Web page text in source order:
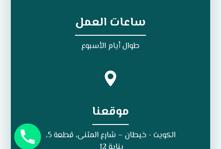
ساعات العمل
طوال أيام الأسبوع
موقعنا
الكويت - خيطان – شارع المثنى، قطعة 5،